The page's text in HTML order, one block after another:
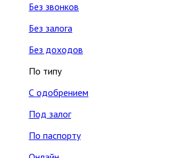
Без звонков
Без залога
Без доходов
По типу
С одобрением
Под залог
По паспорту